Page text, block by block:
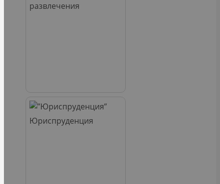
развлечения
Юриспруденция